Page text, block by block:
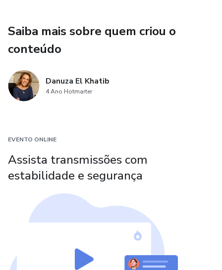
• Potencial humano
• Afrontamento e superação de crises
• Momento histórico
• Aprendizados
• Sentido de vida
Saiba mais sobre quem criou o
conteúdo
Danuza El Khatib
4 Ano Hotmarter
EVENTO ONLINE
Assista transmissões com
estabilidade e segurança